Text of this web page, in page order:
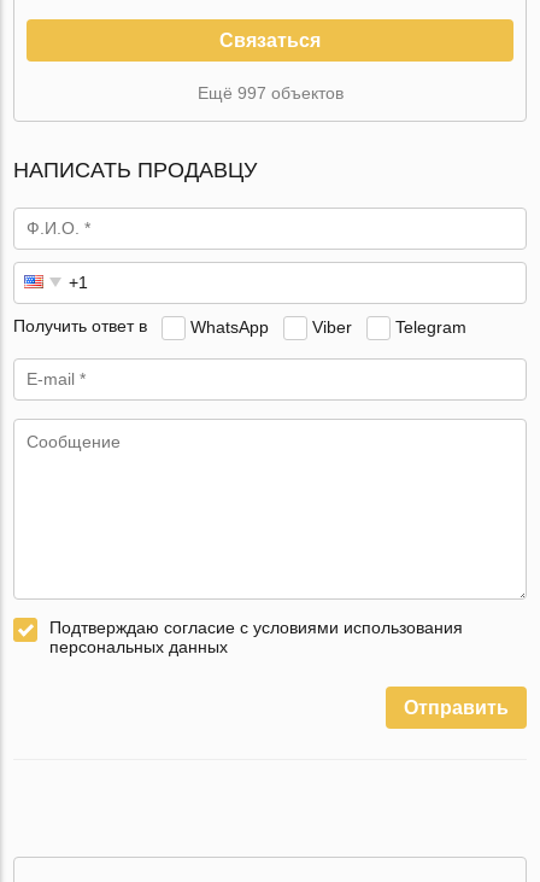
Связаться
Ещё 997 объектов
НАПИСАТЬ ПРОДАВЦУ
Получить ответ в WhatsApp Viber Telegram
Подтверждаю согласие с условиями использования
персональных данных
Отправить